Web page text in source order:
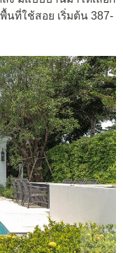
นที่ใช้สอย เริ่มต้น 387-